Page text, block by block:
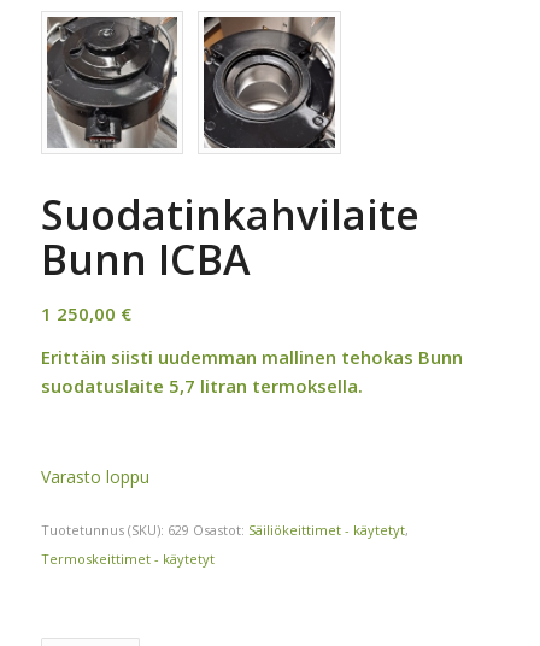
Suodatinkahvilaite
Bunn ICBA
1 250,00 €
Erittäin siisti uudemman mallinen tehokas Bunn
suodatuslaite 5,7 litran termoksella.
Varasto loppu
Tuotetunnus (SKU): 629 Osastot: Säiliökeittimet - käytetyt,
Termoskeittimet - käytetyt